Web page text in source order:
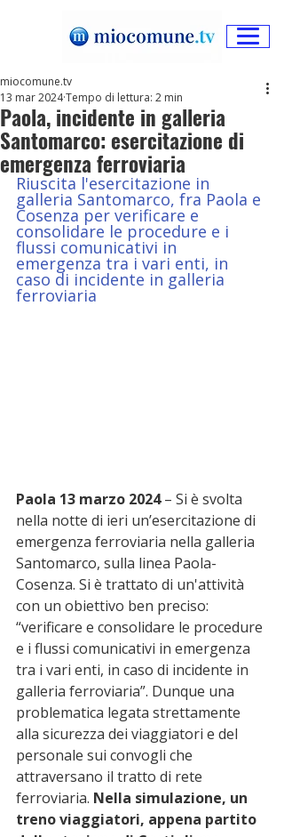
Paola, incidente in galleria
Santomarco: esercitazione di
emergenza ferroviaria
miocomune.tv
13 mar 2024Tempo di lettura: 2 min
Riuscita l'esercitazione in
galleria Santomarco, fra Paola e
Cosenza per verificare e
consolidare le procedure e i
flussi comunicativi in
emergenza tra i vari enti, in
caso di incidente in galleria
ferroviaria
Paola 13 marzo 2024 – Si è svolta
nella notte di ieri un’esercitazione di
emergenza ferroviaria nella galleria
Santomarco, sulla linea Paola-
Cosenza. Si è trattato di un'attività
con un obiettivo ben preciso:
“verificare e consolidare le procedure
e i flussi comunicativi in emergenza
tra i vari enti, in caso di incidente in
galleria ferroviaria”. Dunque una
problematica legata strettamente
alla sicurezza dei viaggiatori e del
personale sui convogli che
attraversano il tratto di rete
ferroviaria. Nella simulazione, un
treno viaggiatori, appena partito